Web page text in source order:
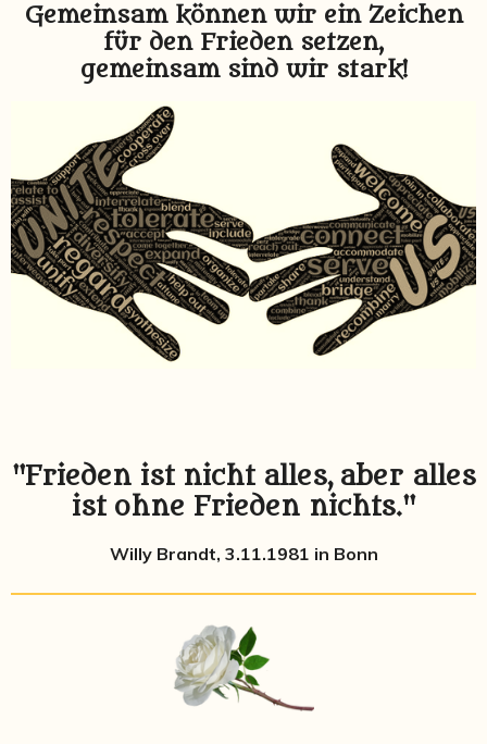
Gemeinsam können wir ein Zeichen
für den Frieden setzen,
gemeinsam sind wir stark!
"Frieden ist nicht alles, aber alles
ist ohne Frieden nichts."
Willy Brandt, 3.11.1981 in Bonn